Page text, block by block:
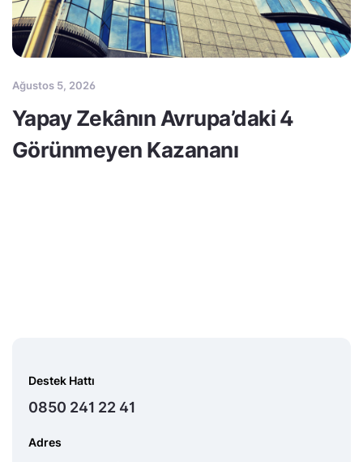
Ağustos 5, 2026
Yapay Zekânın Avrupa’daki 4
Görünmeyen Kazananı
Destek Hattı
0850 241 22 41
Adres